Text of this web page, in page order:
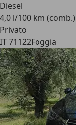
Diesel
4,0 l/100 km (comb.)
Privato
IT 71122Foggia